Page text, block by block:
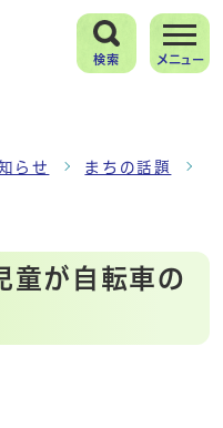
検索 メニュー
らせ まちの話題
童が自転車の